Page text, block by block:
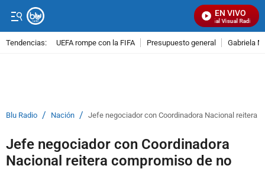
EN VIVO
Señal Visual Radio
Tendencias: UEFA rompe con la FIFA Presupuesto general Gabriela
Blu Radio / Nación / Jefe negociador con Coordinadora Nacional reitera
Jefe negociador con Coordinadora
Nacional reitera compromiso de no